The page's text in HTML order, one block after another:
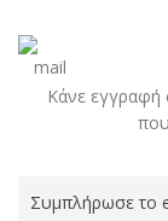
Κάνε εγγραφή